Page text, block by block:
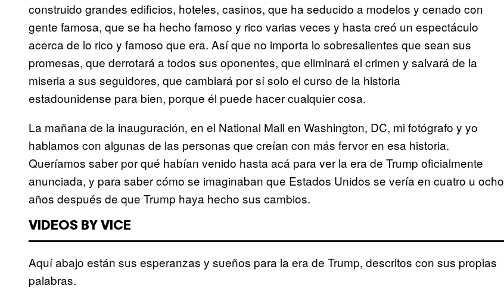
construido grandes edificios, hoteles, casinos, que ha seducido a modelos y cenado con
gente famosa, que se ha hecho famoso y rico varias veces y hasta creó un espectáculo
acerca de lo rico y famoso que era. Así que no importa lo sobresalientes que sean sus
promesas, que derrotará a todos sus oponentes, que eliminará el crimen y salvará de la
miseria a sus seguidores, que cambiará por sí solo el curso de la historia
estadounidense para bien, porque él puede hacer cualquier cosa.
La mañana de la inauguración, en el National Mall en Washington, DC, mi fotógrafo y yo
hablamos con algunas de las personas que creían con más fervor en esa historia.
Queríamos saber por qué habían venido hasta acá para ver la era de Trump oficialmente
anunciada, y para saber cómo se imaginaban que Estados Unidos se vería en cuatro u ocho
años después de que Trump haya hecho sus cambios.
VIDEOS BY VICE
Aquí abajo están sus esperanzas y sueños para la era de Trump, descritos con sus propias
palabras.